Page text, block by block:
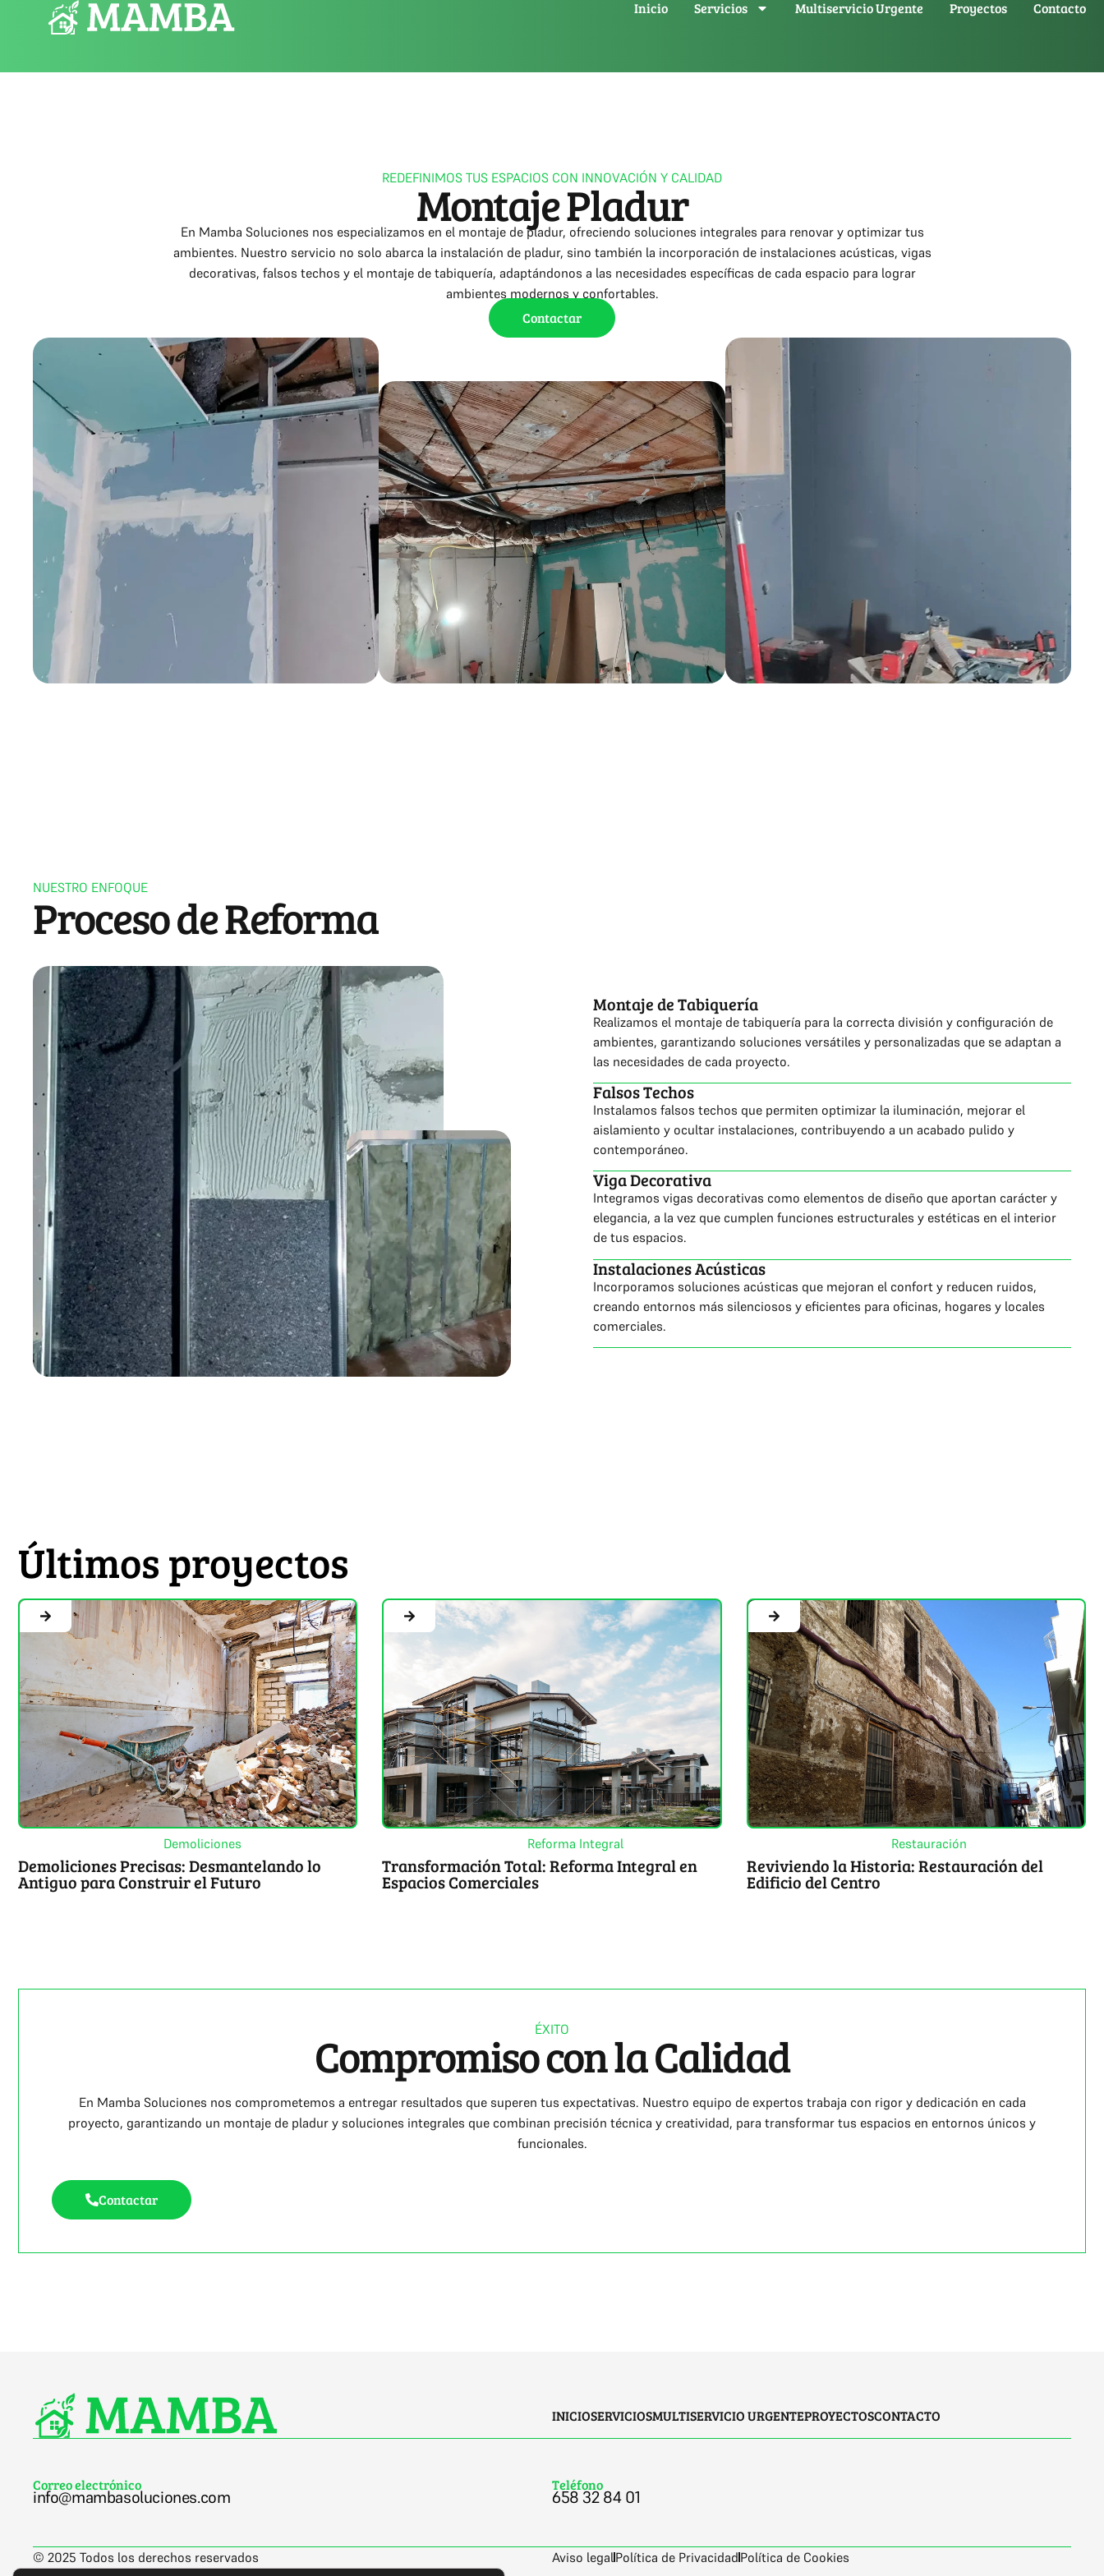
Inicio Servicios Multiservicio Urgente Proyectos Contacto
REDEFINIMOS TUS ESPACIOS CON INNOVACIÓN Y CALIDAD
Montaje Pladur
En Mamba Soluciones nos especializamos en el montaje de pladur, ofreciendo soluciones integrales para renovar y optimizar tus
ambientes. Nuestro servicio no solo abarca la instalación de pladur, sino también la incorporación de instalaciones acústicas, vigas
decorativas, falsos techos y el montaje de tabiquería, adaptándonos a las necesidades específicas de cada espacio para lograr
ambientes modernos y confortables.
Contactar
NUESTRO ENFOQUE
Proceso de Reforma
Montaje de Tabiquería
Realizamos el montaje de tabiquería para la correcta división y configuración de
ambientes, garantizando soluciones versátiles y personalizadas que se adaptan a
las necesidades de cada proyecto.
Falsos Techos
Instalamos falsos techos que permiten optimizar la iluminación, mejorar el
aislamiento y ocultar instalaciones, contribuyendo a un acabado pulido y
contemporáneo.
Viga Decorativa
Integramos vigas decorativas como elementos de diseño que aportan carácter y
elegancia, a la vez que cumplen funciones estructurales y estéticas en el interior
de tus espacios.
Instalaciones Acústicas
Incorporamos soluciones acústicas que mejoran el confort y reducen ruidos,
creando entornos más silenciosos y eficientes para oficinas, hogares y locales
comerciales.
Últimos proyectos
Demoliciones
Demoliciones Precisas: Desmantelando lo
Antiguo para Construir el Futuro
Reforma Integral
Transformación Total: Reforma Integral en
Espacios Comerciales
Restauración
Reviviendo la Historia: Restauración del
Edificio del Centro
ÉXITO
Compromiso con la Calidad
En Mamba Soluciones nos comprometemos a entregar resultados que superen tus expectativas. Nuestro equipo de expertos trabaja con rigor y dedicación en cada
proyecto, garantizando un montaje de pladur y soluciones integrales que combinan precisión técnica y creatividad, para transformar tus espacios en entornos únicos y
funcionales.
Contactar
INICIOSERVICIOSMULTISERVICIO URGENTEPROYECTOSCONTACTO
Correo electrónico
info@mambasoluciones.com
Teléfono
658 32 84 01
© 2025 Todos los derechos reservados Aviso legal Política de Privacidad Política de Cookies